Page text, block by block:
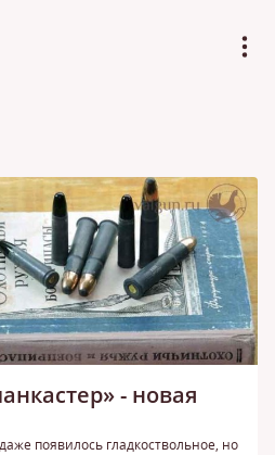
- новая
появилось гладкоствольное, но